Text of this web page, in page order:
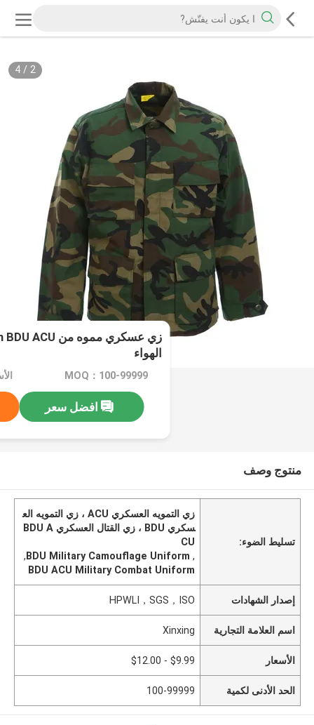
2
/
4
الهواء
MOQ：100-99999
افضل سعر
منتوج وصف
تسليط الضوء:
زي التمويه العسكري ACU ، زي التمويه الع
سكري BDU ، زي القتال العسكري BDU A
CU
,
BDU Military Camouflage Uniform
,
BDU ACU Military Combat Uniform
إصدار الشهادات HPWLI，SGS，ISO
اسم العلامة التجارية Xinxing
الأسعار $9.99 - $12.00
الحد الأدنى لكمية 100-99999